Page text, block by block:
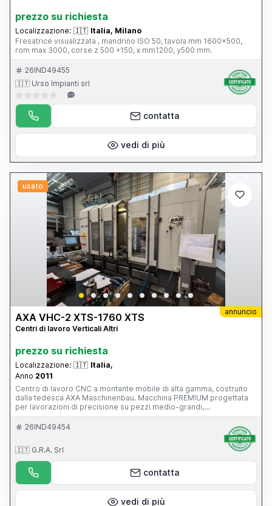
prezzo su richiesta
Localizzazione: 🇮🇹 Italia, Milano
Fresatrice visualizzata , mandrino ISO 50, tavola mm 1600x500,
rom max 3000, corse z 500 +150, x mm1200, y500 mm.
26IND49455
🇮🇹 Urso Impianti srl
contatta
vedi di più
usato
annuncio
AXA VHC-2 XTS-1760 XTS
Centri di lavoro Verticali Altri
prezzo su richiesta
Localizzazione: 🇮🇹 Italia,
Anno 2011
Centro di lavoro CNC a montante mobile di alta gamma, costruito
dalla tedesca AXA Maschinenbau. Macchina PREMIUM progettata
per lavorazioni di precisione su pezzi medio-grandi,
particolarmente diffusa nei settori: stampi e attrezzature;
aerospaziale; energia; costruzione macchine; componenti di
a un classico centro verticale a tavola mobile, con 39.500 ore di
lavoro, CN Siemens 840D, funzionante e con manutenzione
impeccabile, superaccessoriata (magazzino utensili, evacuatore di
truciolo...), mandrino in ottimo stato.
26IND49454
🇮🇹 G.R.A. Srl
contatta
vedi di più